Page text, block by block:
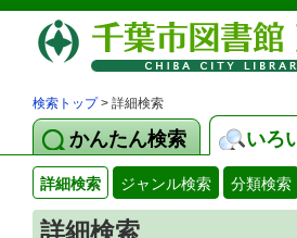
検索トップ> 詳細検索
かんたん検索 いろ
詳細検索 ジャンル検索 分類検索
詳細検索